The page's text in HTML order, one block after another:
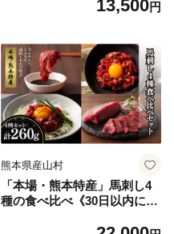
13,500円
熊本県産山村
「本場・熊本特産」馬刺し4
種の食べ比べ《30日以内に出